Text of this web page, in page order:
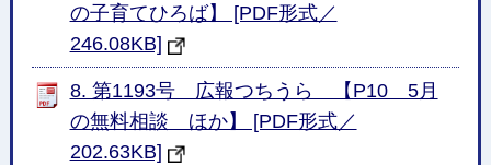
の子育てひろば】 [PDF形式／
246.08KB]
8. 第1193号 広報つちうら 【P10 5月
の無料相談 ほか】 [PDF形式／
202.63KB]